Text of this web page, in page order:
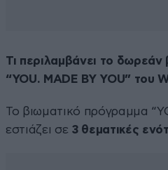
Τι περιλαμβάνει το δωρεάν
“YOU. MADE BY YOU” του
Το βιωματικό πρόγραμμα
εστιάζει σε 3 θεματικές